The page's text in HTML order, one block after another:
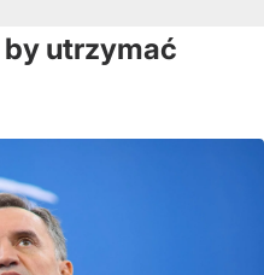
utrzymać